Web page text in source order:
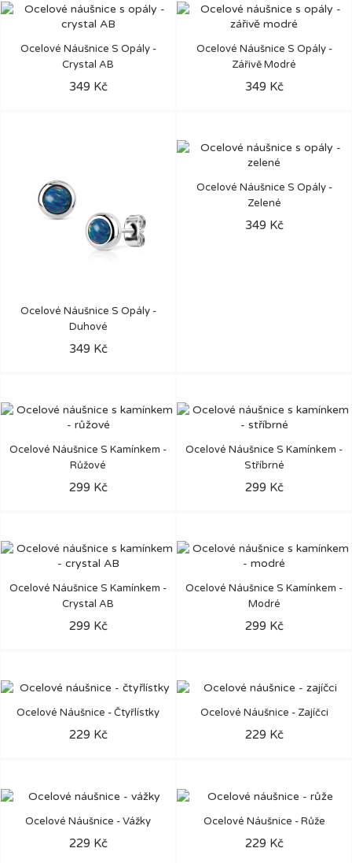
Ocelové Náušnice S Opály -
Crystal AB
349 Kč
Ocelové Náušnice S Opály -
Zářivě Modré
349 Kč
Ocelové Náušnice S Opály -
Duhové
349 Kč
Ocelové Náušnice S Opály -
Zelené
349 Kč
Ocelové Náušnice S Kamínkem -
Růžové
299 Kč
Ocelové Náušnice S Kamínkem -
Stříbrné
299 Kč
Ocelové Náušnice S Kamínkem -
Crystal AB
299 Kč
Ocelové Náušnice S Kamínkem -
Modré
299 Kč
Ocelové Náušnice - Čtyřlístky
229 Kč
Ocelové Náušnice - Zajíčci
229 Kč
Ocelové Náušnice - Vážky
229 Kč
Ocelové Náušnice - Růže
229 Kč